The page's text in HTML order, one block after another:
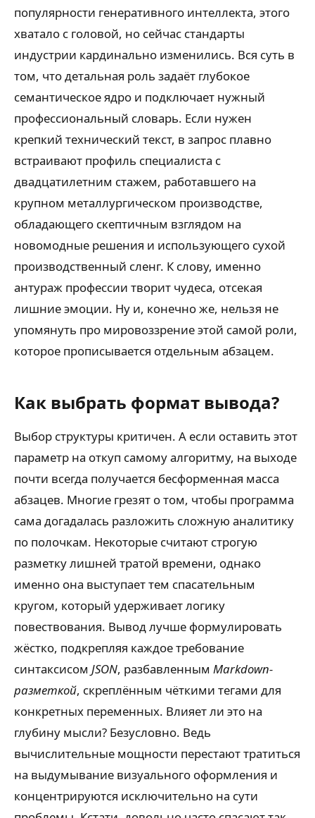
популярности генеративного интеллекта, этого
хватало с головой, но сейчас стандарты
индустрии кардинально изменились. Вся суть в
том, что детальная роль задаёт глубокое
семантическое ядро и подключает нужный
профессиональный словарь. Если нужен
крепкий технический текст, в запрос плавно
встраивают профиль специалиста с
двадцатилетним стажем, работавшего на
крупном металлургическом производстве,
обладающего скептичным взглядом на
новомодные решения и использующего сухой
производственный сленг. К слову, именно
антураж профессии творит чудеса, отсекая
лишние эмоции. Ну и, конечно же, нельзя не
упомянуть про мировоззрение этой самой роли,
которое прописывается отдельным абзацем.
Как выбрать формат вывода?
Выбор структуры критичен. А если оставить этот
параметр на откуп самому алгоритму, на выходе
почти всегда получается бесформенная масса
абзацев. Многие грезят о том, чтобы программа
сама догадалась разложить сложную аналитику
по полочкам. Некоторые считают строгую
разметку лишней тратой времени, однако
именно она выступает тем спасательным
кругом, который удерживает логику
повествования. Вывод лучше формулировать
жёстко, подкрепляя каждое требование
синтаксисом JSON, разбавленным Markdown-
разметкой, скреплённым чёткими тегами для
конкретных переменных. Влияет ли это на
глубину мысли? Безусловно. Ведь
вычислительные мощности перестают тратиться
на выдумывание визуального оформления и
концентрируются исключительно на сути